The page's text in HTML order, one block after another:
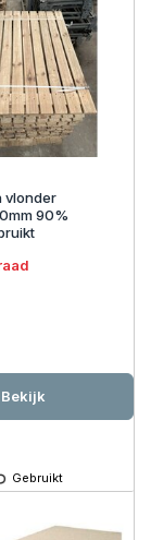
vlonder
90%
Bekijk
Gebruikt